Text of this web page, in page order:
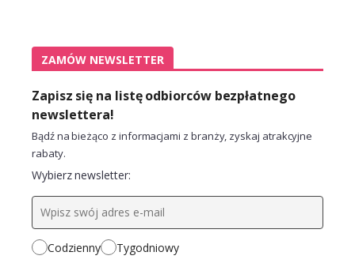
ZAMÓW NEWSLETTER
Zapisz się na listę odbiorców bezpłatnego
newslettera!
Bądź na bieżąco z informacjami z branży, zyskaj atrakcyjne
rabaty.
Wybierz newsletter:
Codzienny Tygodniowy